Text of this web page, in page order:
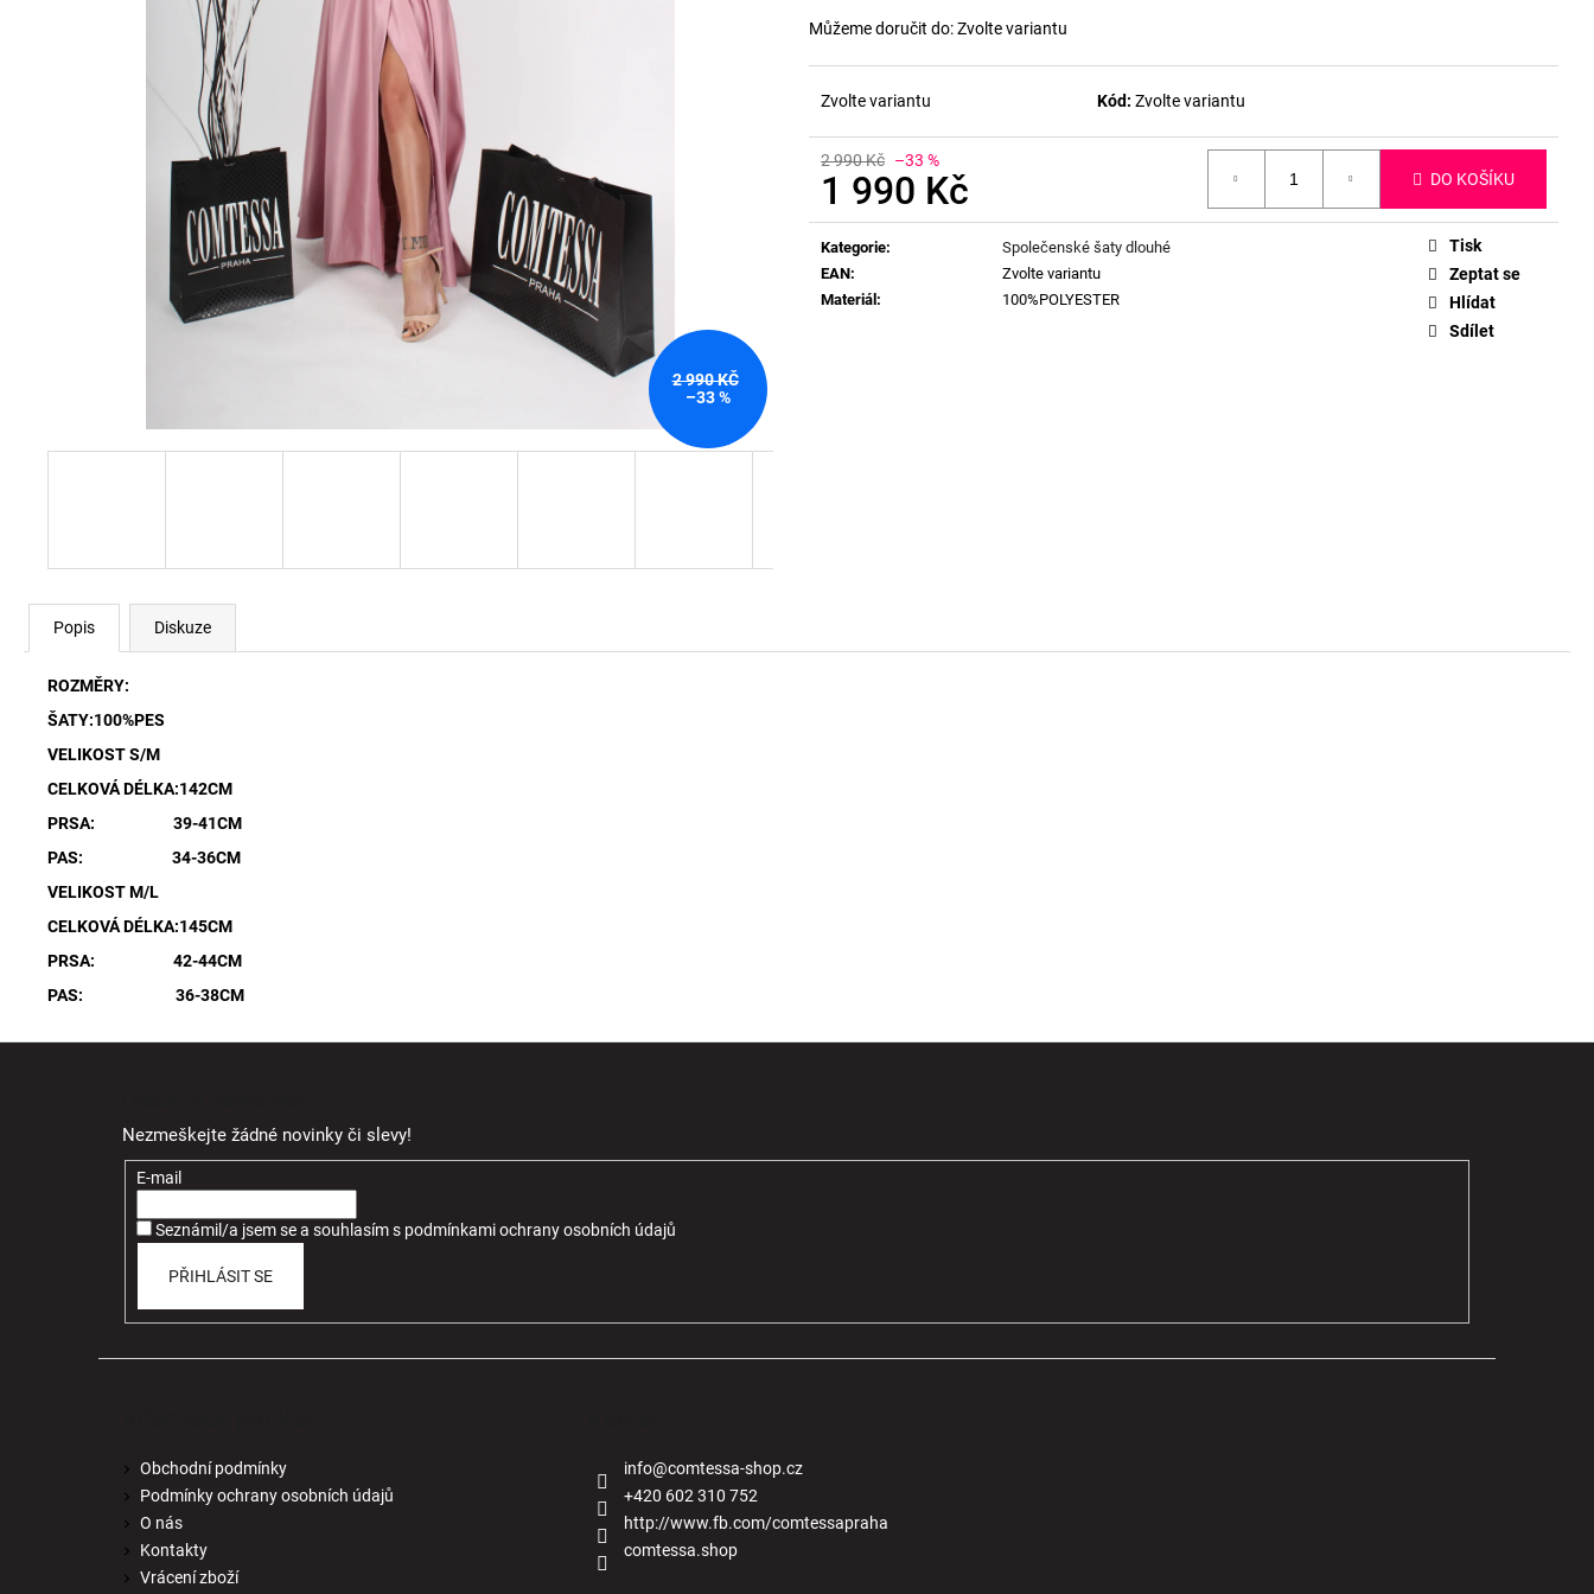
Můžeme doručit do:Zvolte variantu
Zvolte variantu Kód: Zvolte variantu
2 990 Kč –33 %
1 990 Kč
Měrná
cena:
DO KOŠÍKU
Kategorie:
Společenské šaty dlouhé
EAN:
Zvolte variantu
Materiál: 100%POLYESTER
Tisk
Zeptat se
Hlídat
Sdílet
2 990 KČ
–33 %
Popis Diskuze
ROZMĚRY:
ŠATY:100%PES
VELIKOST S/M
CELKOVÁ DÉLKA:142CM
PRSA: 39-41CM
PAS: 34-36CM
VELIKOST M/L
CELKOVÁ DÉLKA:145CM
PRSA: 42-44CM
PAS: 36-38CM
Nezmeškejte žádné novinky či slevy!
E-mail
Seznámil/a jsem se a souhlasíms podmínkami ochrany osobních údajů
PŘIHLÁSIT SE
Obchodní podmínky
Podmínky ochrany osobních údajů
O nás
Kontakty
Vrácení zboží
info@comtessa-shop.cz
+420 602 310 752
http://www.fb.com/comtessapraha
comtessa.shop